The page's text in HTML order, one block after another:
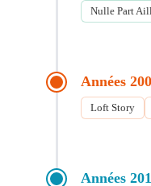
Nulle Part
Années
Loft Story
Années